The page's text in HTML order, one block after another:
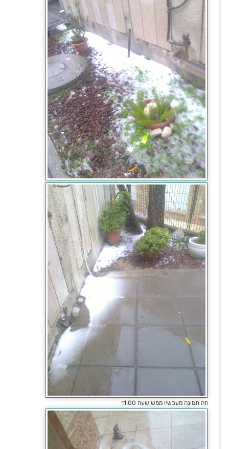
וזה תמונה מעכשיו ממש שעה 11:00